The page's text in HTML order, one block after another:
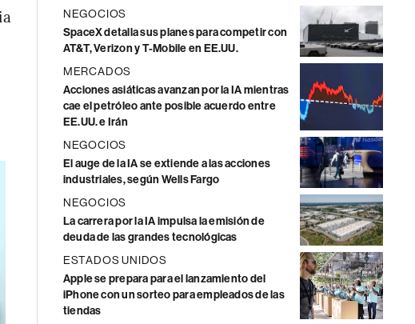
NEGOCIOS
SpaceX detalla sus planes para competir con
AT&T, Verizon y T-Mobile en EE.UU.
MERCADOS
Acciones asiáticas avanzan por la IA mientras
cae el petróleo ante posible acuerdo entre
EE.UU. e Irán
NEGOCIOS
El auge de la IA se extiende a las acciones
industriales, según Wells Fargo
NEGOCIOS
La carrera por la IA impulsa la emisión de
deuda de las grandes tecnológicas
ESTADOS UNIDOS
Apple se prepara para el lanzamiento del
iPhone con un sorteo para empleados de las
tiendas